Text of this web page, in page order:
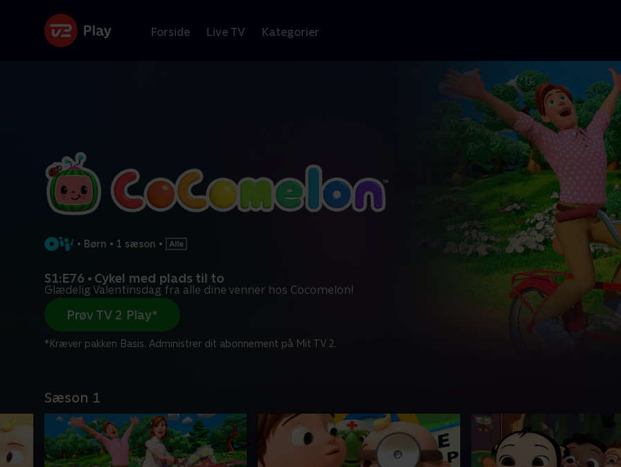
Forside Live TV Kategorier
• Børn • 1 sæson •
S1:E76 • Cykel med plads til to
Glædelig Valentinsdag fra alle dine venner hos Cocomelon!
Prøv TV 2 Play*
*Kræver pakken Basis. Administrer dit abonnement på Mit TV 2.
Sæson 1